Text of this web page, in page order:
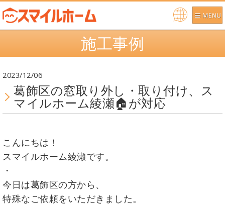
Po
re
y
施工事例
2023/12/06
葛飾区の窓取り外し・取り付け、ス
マイルホーム綾瀬🏠が対応
こんにちは！
スマイルホーム綾瀬です。
・
今日は葛飾区の方から、
特殊なご依頼をいただきました。